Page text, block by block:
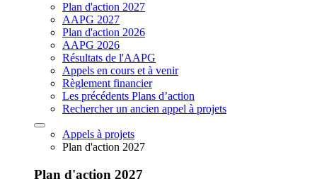
Plan d'action 2027
AAPG 2027
Plan d'action 2026
AAPG 2026
Résultats de l'AAPG
Appels en cours et à venir
Règlement financier
Les précédents Plans d’action
Rechercher un ancien appel à projets
Appels à projets
Plan d'action 2027
Plan d'action 2027